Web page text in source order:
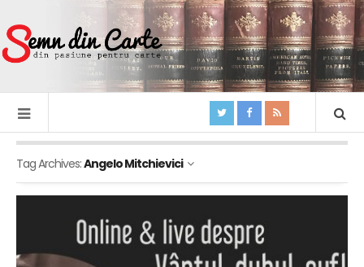
Tag Archives:Angelo Mitchievici